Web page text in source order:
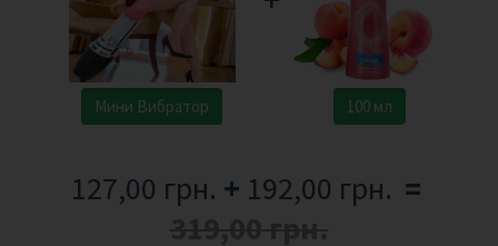
Мини Вибратор 100 мл
127,00 грн. + 192,00 грн. =